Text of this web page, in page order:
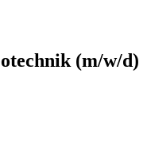
(m/w/d)